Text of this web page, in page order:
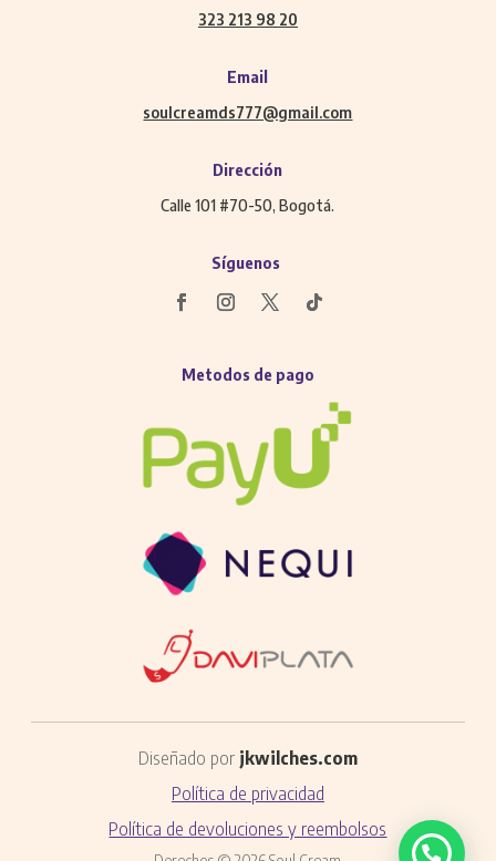
323 213 98 20
Email
soulcreamds777@gmail.com
Dirección
Calle 101 #70-50, Bogotá.
Síguenos
Metodos de pago
Diseñado por jkwilches.com
Política de privacidad
Política de devoluciones y reembolsos